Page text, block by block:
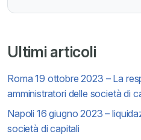
Ultimi articoli
Roma 19 ottobre 2023 – La
amministratori delle società di
Napoli 16 giugno 2023 –
società di capitali